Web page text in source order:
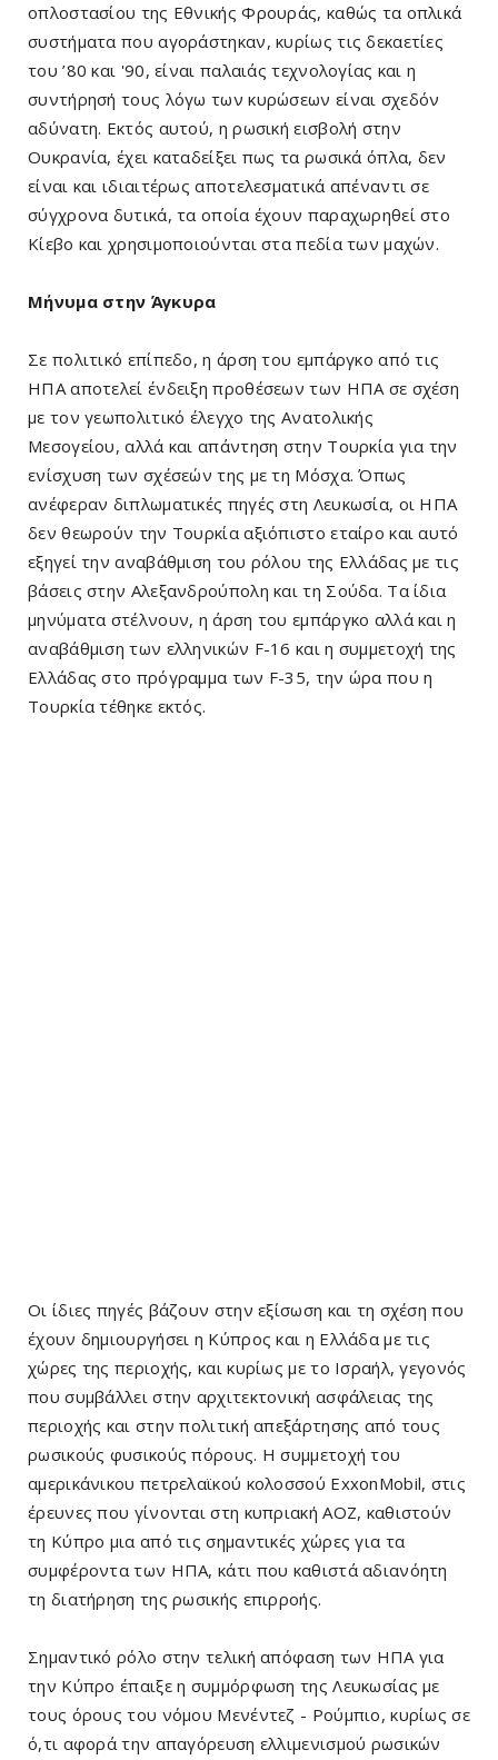
οπλοστασίου της Εθνικής Φρουράς, καθώς τα οπλικά
συστήματα που αγοράστηκαν, κυρίως τις δεκαετίες
του ’80 και '90, είναι παλαιάς τεχνολογίας και η
συντήρησή τους λόγω των κυρώσεων είναι σχεδόν
αδύνατη. Εκτός αυτού, η ρωσική εισβολή στην
Ουκρανία, έχει καταδείξει πως τα ρωσικά όπλα, δεν
είναι και ιδιαιτέρως αποτελεσματικά απέναντι σε
σύγχρονα δυτικά, τα οποία έχουν παραχωρηθεί στο
Κίεβο και χρησιμοποιούνται στα πεδία των μαχών.
Μήνυμα στην Άγκυρα
Σε πολιτικό επίπεδο, η άρση του εμπάργκο από τις
ΗΠΑ αποτελεί ένδειξη προθέσεων των ΗΠΑ σε σχέση
με τον γεωπολιτικό έλεγχο της Ανατολικής
Μεσογείου, αλλά και απάντηση στην Τουρκία για την
ενίσχυση των σχέσεών της με τη Μόσχα. Όπως
ανέφεραν διπλωματικές πηγές στη Λευκωσία, οι ΗΠΑ
δεν θεωρούν την Τουρκία αξιόπιστο εταίρο και αυτό
εξηγεί την αναβάθμιση του ρόλου της Ελλάδας με τις
βάσεις στην Αλεξανδρούπολη και τη Σούδα. Τα ίδια
μηνύματα στέλνουν, η άρση του εμπάργκο αλλά και η
αναβάθμιση των ελληνικών F-16 και η συμμετοχή της
Ελλάδας στο πρόγραμμα των F-35, την ώρα που η
Τουρκία τέθηκε εκτός.
Οι ίδιες πηγές βάζουν στην εξίσωση και τη σχέση που
έχουν δημιουργήσει η Κύπρος και η Ελλάδα με τις
χώρες της περιοχής, και κυρίως με το Ισραήλ, γεγονός
που συμβάλλει στην αρχιτεκτονική ασφάλειας της
περιοχής και στην πολιτική απεξάρτησης από τους
ρωσικούς φυσικούς πόρους. Η συμμετοχή του
αμερικάνικου πετρελαϊκού κολοσσού ExxonMobil, στις
έρευνες που γίνονται στη κυπριακή ΑΟΖ, καθιστούν
τη Κύπρο μια από τις σημαντικές χώρες για τα
συμφέροντα των ΗΠΑ, κάτι που καθιστά αδιανόητη
τη διατήρηση της ρωσικής επιρροής.
Σημαντικό ρόλο στην τελική απόφαση των ΗΠΑ για
την Κύπρο έπαιξε η συμμόρφωση της Λευκωσίας με
τους όρους του νόμου Μενέντεζ - Ρούμπιο, κυρίως σε
ό,τι αφορά την απαγόρευση ελλιμενισμού ρωσικών